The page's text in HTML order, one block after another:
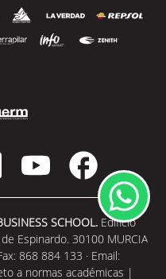
SCHOOL. Edificio
Espinardo. 30100 MURCIA
868 884 133 · Email:
a normas académicas |